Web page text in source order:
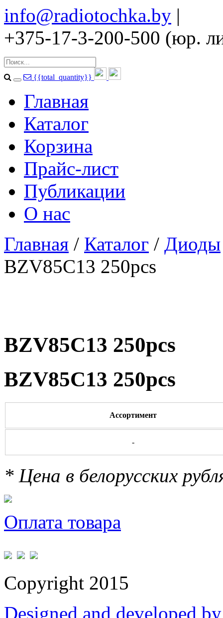
info@radiotochka.by |
+375-17-3-200-500 (юр.
{{total_quantity}}
Главная
Каталог
Корзина
Прайс-лист
Публикации
О нас
Главная / Каталог / Диоды
BZV85C13 250pcs
BZV85C13 250pcs
BZV85C13 250pcs
Ассортимент
-
* Цена в белорусских
Оплата товара
Copyright 2015
Designed and developed